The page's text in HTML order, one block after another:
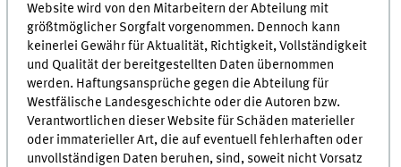
Website wird von den Mitarbeitern der Abteilung mit
größtmöglicher Sorgfalt vorgenommen. Dennoch kann
keinerlei Gewähr für Aktualität, Richtigkeit, Vollständigkeit
und Qualität der bereitgestellten Daten übernommen
werden. Haftungsansprüche gegen die Abteilung für
Westfälische Landesgeschichte oder die Autoren bzw.
Verantwortlichen dieser Website für Schäden materieller
oder immaterieller Art, die auf eventuell fehlerhaften oder
unvollständigen Daten beruhen, sind, soweit nicht Vorsatz